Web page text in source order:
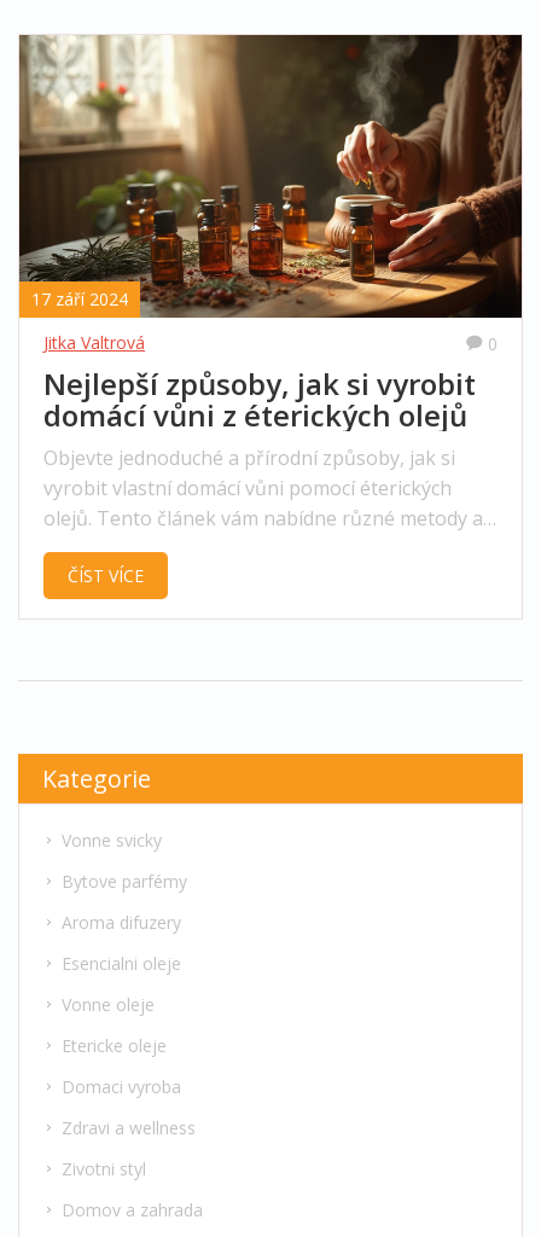
17 září 2024
Jitka Valtrová
0
Nejlepší způsoby, jak si vyrobit
domácí vůni z éterických olejů
Objevte jednoduché a přírodní způsoby, jak si
vyrobit vlastní domácí vůni pomocí éterických
olejů. Tento článek vám nabídne různé metody a
recepty, které vám pomohou vytvořit osvěžující a
uklidňující atmosféru ve vašem domově. Naučte
ČÍST VÍCE
Kategorie
Vonne svicky
Bytove parfémy
Aroma difuzery
Esencialni oleje
Vonne oleje
Etericke oleje
Domaci vyroba
Zdravi a wellness
Zivotni styl
Domov a zahrada